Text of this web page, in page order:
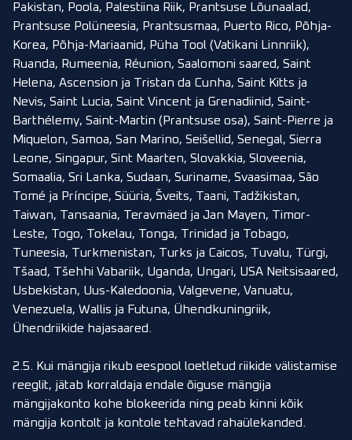
Pakistan, Poola, Palestiina Riik, Prantsuse Lõunaalad,
Prantsuse Polüneesia, Prantsusmaa, Puerto Rico, Põhja-
Korea, Põhja-Mariaanid, Püha Tool (Vatikani Linnriik),
Ruanda, Rumeenia, Réunion, Saalomoni saared, Saint
Helena, Ascension ja Tristan da Cunha, Saint Kitts ja
Nevis, Saint Lucia, Saint Vincent ja Grenadiinid, Saint-
Barthélemy, Saint-Martin (Prantsuse osa), Saint-Pierre ja
Miquelon, Samoa, San Marino, Seišellid, Senegal, Sierra
Leone, Singapur, Sint Maarten, Slovakkia, Sloveenia,
Somaalia, Sri Lanka, Sudaan, Suriname, Svaasimaa, São
Tomé ja Príncipe, Süüria, Šveits, Taani, Tadžikistan,
Taiwan, Tansaania, Teravmäed ja Jan Mayen, Timor-
Leste, Togo, Tokelau, Tonga, Trinidad ja Tobago,
Tuneesia, Turkmenistan, Turks ja Caicos, Tuvalu, Türgi,
Tšaad, Tšehhi Vabariik, Uganda, Ungari, USA Neitsisaared,
Usbekistan, Uus-Kaledoonia, Valgevene, Vanuatu,
Venezuela, Wallis ja Futuna, Ühendkuningriik,
Ühendriikide hajasaared.
2.5. Kui mängija rikub eespool loetletud riikide välistamise
reeglit, jätab korraldaja endale õiguse mängija
mängijakonto kohe blokeerida ning peab kinni kõik
mängija kontolt ja kontole tehtavad rahaülekanded.